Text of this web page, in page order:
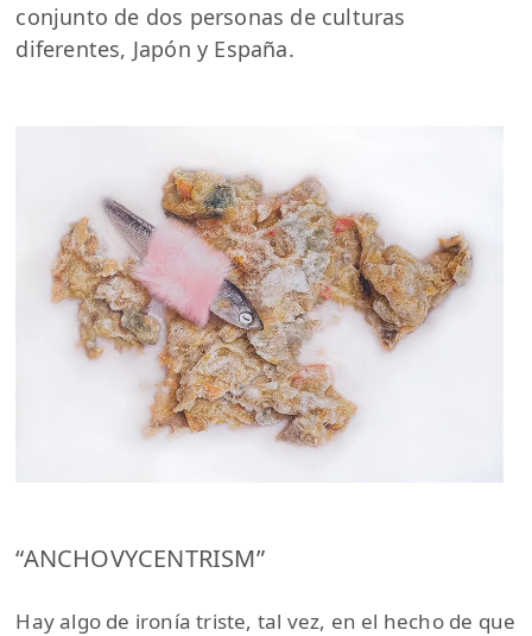
conjunto de dos personas de culturas
diferentes, Japón y España.
“ANCHOVYCENTRISM”
Hay algo de ironía triste, tal vez, en el hecho de que